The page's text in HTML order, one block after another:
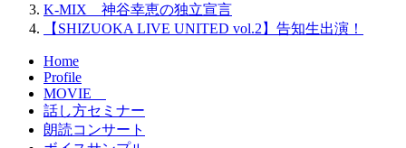
K-MIX 神谷幸恵の独立宣言
【SHIZUOKA LIVE UNITED vol.2】告知生出演！
Home
Profile
MOVIE
話し方セミナー
朗読コンサート